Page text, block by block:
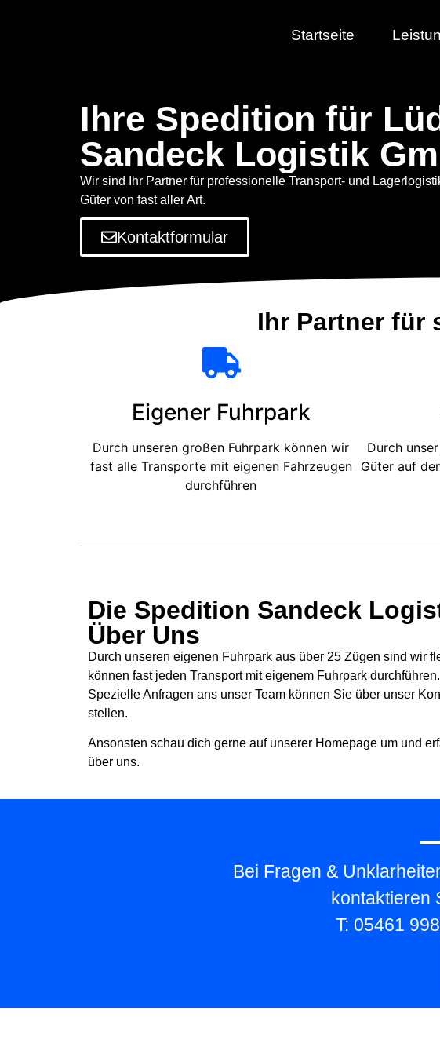
Startseite
Ihre Spedition für
Sandeck Logistik
Wir sind Ihr Partner für professionelle Transport- und
Güter von fast aller Art.
Kontaktformular
Ihr Partner für
Eigener Fuhrpark
Durch unseren großen Fuhrpark können wir
fast alle Transporte mit eigenen Fahrzeugen
durchführen
Durch
Güter auf
Die Spedition Sandeck
Über Uns
Durch unseren eigenen Fuhrpark aus über 25 Zügen sind wir
können fast jeden Transport mit eigenem Fuhrpark durchführen.
Spezielle Anfragen ans unser Team können Sie über unser
stellen.
Ansonsten schau dich gerne auf unserer Homepage um und
über uns.
Bei Fragen &
kontaktieren
T: 05461